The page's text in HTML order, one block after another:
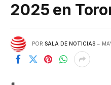
2025 en
POR SALA DE NOTICIAS